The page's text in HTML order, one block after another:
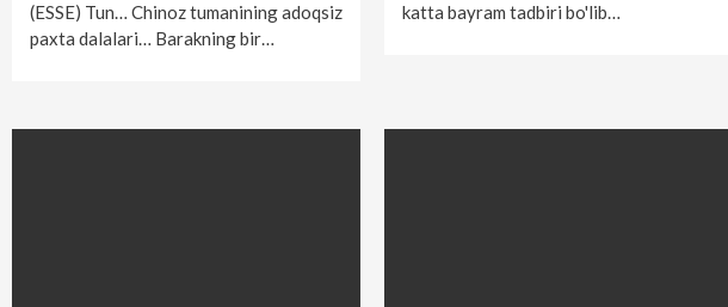
(ESSE) Tun… Chinoz tumanining adoqsiz
paxta dalalari… Barakning bir…
katta bayram tadbiri bo'lib…